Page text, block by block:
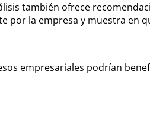
también ofrece
la empresa y muestra en
empresariales podrían